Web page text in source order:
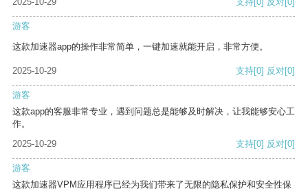
游客
这款加速器app的操作非常简单，一键加速就能开启，非常方便。
2025-10-29 支持[0] 反对[0]
游客
这款app的客服非常专业，遇到问题总是能够及时解决，让我能够安心工
作。
2025-10-29
支持[0] 反对[0]
游客
这款加速器VPM应用程序已经为我们带来了无限的隐私保护和安全性保